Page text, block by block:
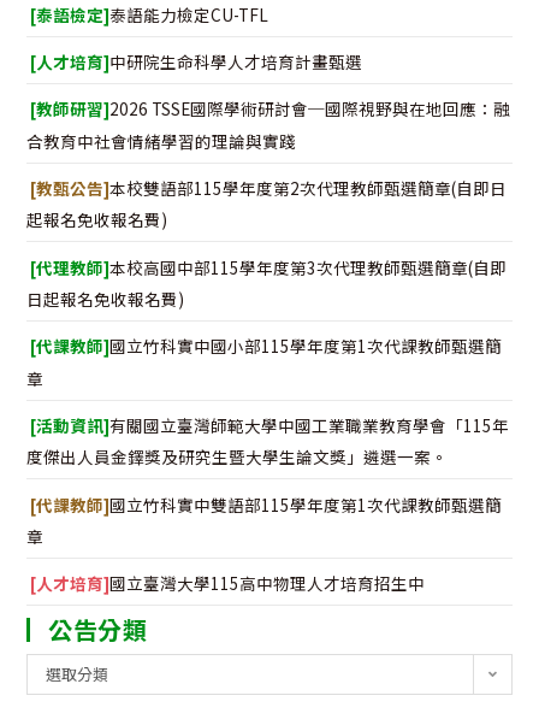
[泰語檢定]泰語能力檢定CU-TFL
[人才培育]中研院生命科學人才培育計畫甄選
[教師研習]2026 TSSE國際學術研討會─國際視野與在地回應：融
合教育中社會情緒學習的理論與實踐
[教甄公告]本校雙語部115學年度第2次代理教師甄選簡章(自即日
起報名免收報名費)
[代理教師]本校高國中部115學年度第3次代理教師甄選簡章(自即
日起報名免收報名費)
[代課教師]國立竹科實中國小部115學年度第1次代課教師甄選簡
章
[活動資訊]有關國立臺灣師範大學中國工業職業教育學會「115年
度傑出人員金鐸獎及研究生暨大學生論文獎」遴選一案。
[代課教師]國立竹科實中雙語部115學年度第1次代課教師甄選簡
章
[人才培育]國立臺灣大學115高中物理人才培育招生中
公告分類
告
選取分類